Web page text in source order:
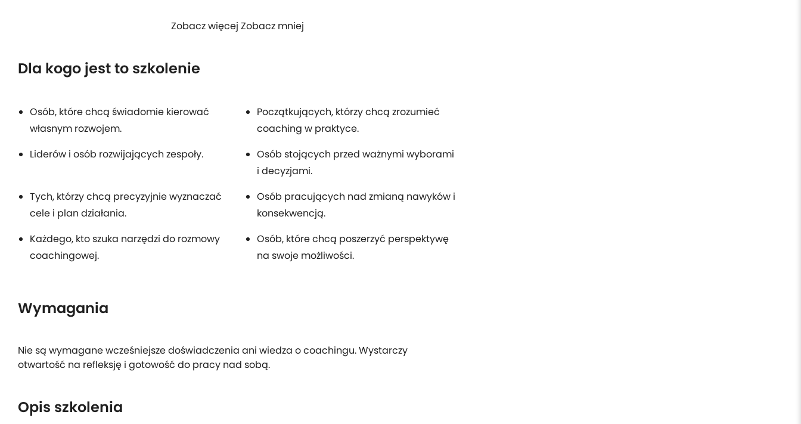
Zobacz więcej Zobacz mniej
Dla kogo jest to szkolenie
Osób, które chcą świadomie kierować
własnym rozwojem.
Początkujących, którzy chcą zrozumieć
coaching w praktyce.
Liderów i osób rozwijających zespoły.
Osób stojących przed ważnymi wyborami
i decyzjami.
Tych, którzy chcą precyzyjnie wyznaczać
cele i plan działania.
Osób pracujących nad zmianą nawyków i
konsekwencją.
Każdego, kto szuka narzędzi do rozmowy
coachingowej.
Osób, które chcą poszerzyć perspektywę
na swoje możliwości.
Wymagania
Nie są wymagane wcześniejsze doświadczenia ani wiedza o coachingu. Wystarczy
otwartość na refleksję i gotowość do pracy nad sobą.
Opis szkolenia